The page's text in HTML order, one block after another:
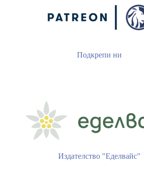
Подкрепи ни
Издателство "Еделвайс"